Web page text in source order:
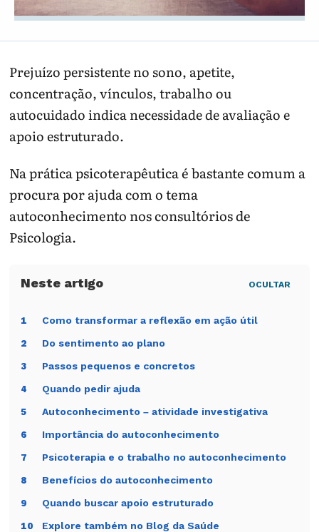
Prejuízo persistente no sono, apetite,
concentração, vínculos, trabalho ou
autocuidado indica necessidade de avaliação e
apoio estruturado.
Na prática psicoterapêutica é bastante comum a
procura por ajuda com o tema
autoconhecimento nos consultórios de
Psicologia.
OCULTAR
1 Como transformar a reflexão em ação útil
2 Do sentimento ao plano
3 Passos pequenos e concretos
4 Quando pedir ajuda
5 Autoconhecimento – atividade investigativa
6 Importância do autoconhecimento
7 Psicoterapia e o trabalho no autoconhecimento
8 Benefícios do autoconhecimento
9 Quando buscar apoio estruturado
10 Explore também no Blog da Saúde